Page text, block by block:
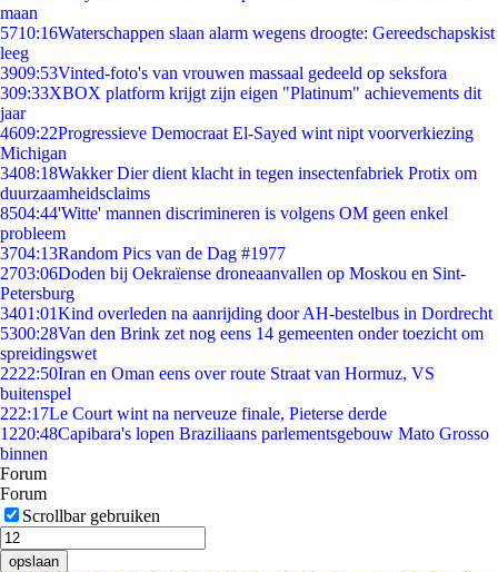
maan
5710:16Waterschappen slaan alarm wegens droogte: Gereedschapskist
leeg
3909:53Vinted-foto's van vrouwen massaal gedeeld op seksfora
309:33XBOX platform krijgt zijn eigen "Platinum" achievements dit
jaar
4609:22Progressieve Democraat El-Sayed wint nipt voorverkiezing
Michigan
3408:18Wakker Dier dient klacht in tegen insectenfabriek Protix om
duurzaamheidsclaims
8504:44'Witte' mannen discrimineren is volgens OM geen enkel
probleem
3704:13Random Pics van de Dag #1977
2703:06Doden bij Oekraïense droneaanvallen op Moskou en Sint-
Petersburg
3401:01Kind overleden na aanrijding door AH-bestelbus in Dordrecht
5300:28Van den Brink zet nog eens 14 gemeenten onder toezicht om
spreidingswet
2222:50Iran en Oman eens over route Straat van Hormuz, VS
buitenspel
222:17Le Court wint na nerveuze finale, Pieterse derde
1220:48Capibara's lopen Braziliaans parlementsgebouw Mato Grosso
binnen
Forum
Forum
Scrollbar gebruiken
opslaan